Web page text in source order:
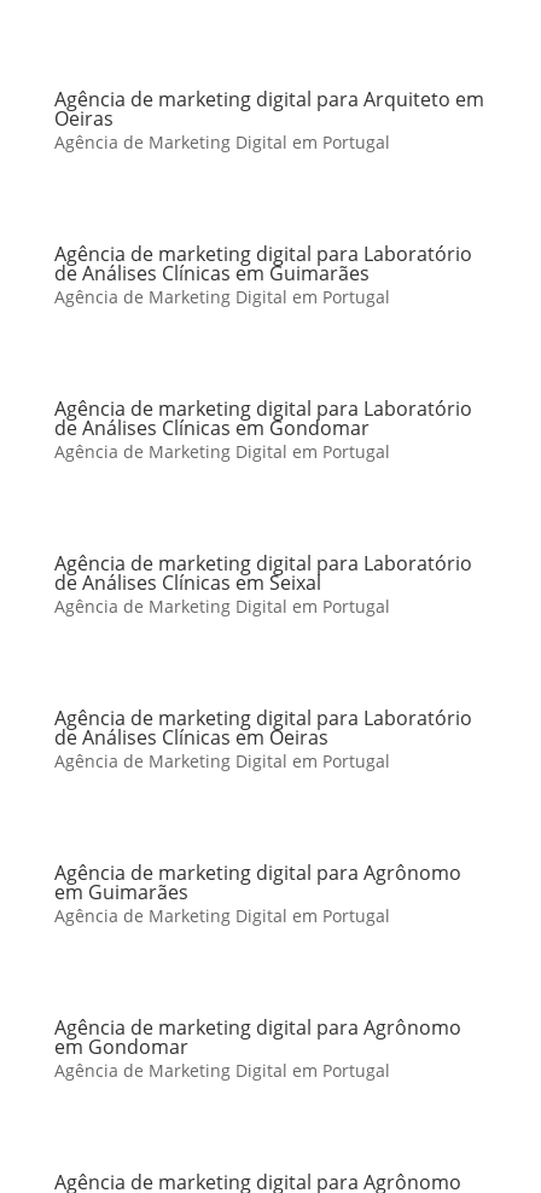
Agência de marketing digital para Arquiteto em
Oeiras
Agência de Marketing Digital em Portugal
Agência de marketing digital para Laboratório
de Análises Clínicas em Guimarães
Agência de Marketing Digital em Portugal
Agência de marketing digital para Laboratório
de Análises Clínicas em Gondomar
Agência de Marketing Digital em Portugal
Agência de marketing digital para Laboratório
de Análises Clínicas em Seixal
Agência de Marketing Digital em Portugal
Agência de marketing digital para Laboratório
de Análises Clínicas em Oeiras
Agência de Marketing Digital em Portugal
Agência de marketing digital para Agrônomo
em Guimarães
Agência de Marketing Digital em Portugal
Agência de marketing digital para Agrônomo
em Gondomar
Agência de Marketing Digital em Portugal
Agência de marketing digital para Agrônomo